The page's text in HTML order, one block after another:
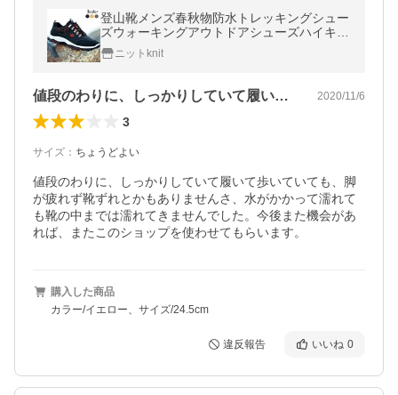
登山靴メンズ春秋物防水トレッキングシュー
ズウォーキングアウトドアシューズハイキン
グシューズ紳士靴山登りウォーキングシュー
ズ ニットknit
値段のわりに、しっかりしていて履いて歩… 2020/11/6
3
サイズ ： ちょうどよい
値段のわりに、しっかりしていて履いて歩いていても、脚
が疲れず靴ずれとかもありませんさ、水がかかって濡れて
も靴の中までは濡れてきませんでした。今後また機会があ
れば、またこのショップを使わせてもらいます。
購入した商品
カラー/イエロー、サイズ/24.5cm
違反報告 いいね 0